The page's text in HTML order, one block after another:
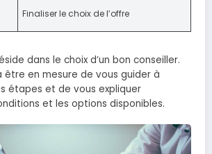
Finaliser le choix de l’offre
dans le choix d’un bon conseiller.
être en mesure de vous guider à
étapes et de vous expliquer
et les options disponibles.